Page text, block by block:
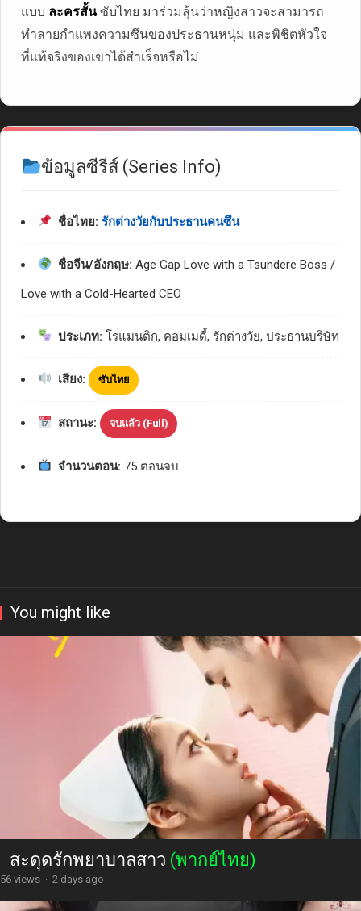
แบบ ละครสั้นซับไทย มาร่วมลุ้นว่าหญิงสาวจะสามารถ
ทำลายกำแพงความซึนของประธานหนุ่ม และพิชิตหัวใจ
ที่แท้จริงของเขาได้สำเร็จหรือไม่
ข้อมูลซีรีส์ (Series Info)
ชื่อไทย: รักต่างวัยกับประธานคนซึน
ชื่อจีน/อังกฤษ: Age Gap Love with a Tsundere Boss /
Love with a Cold-Hearted CEO
ประเภท: โรแมนติก, คอมเมดี้, รักต่างวัย, ประธานบริษัท
เสียง: ซับไทย
สถานะ: จบแล้ว (Full)
จำนวนตอน: 75 ตอนจบ
You might like
สะดุดรักพยาบาลสาว (พากย์ไทย)
56 views · 2 days ago